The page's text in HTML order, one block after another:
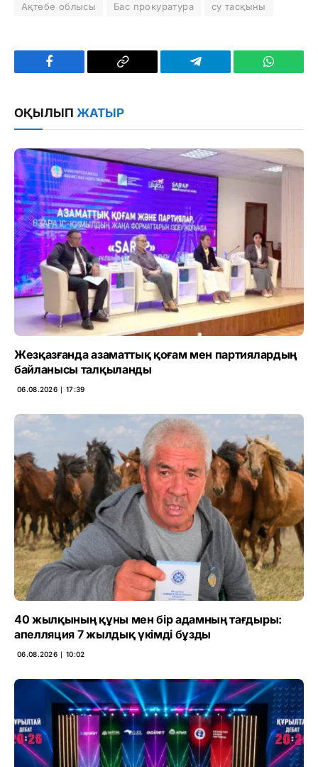
Ақтөбе облысы Бас прокуратура су тасқыны
Facebook
Copy
Telegram
ОҚЫЛЫП ЖАТЫР
Жезқазғанда азаматтық қоғам мен партиялардың
байланысы талқыланды
06.08.2026 ∣ 17:39
40 жылқының құны мен бір адамның тағдыры:
апелляция 7 жылдық үкімді бұзды
06.08.2026 ∣ 10:02